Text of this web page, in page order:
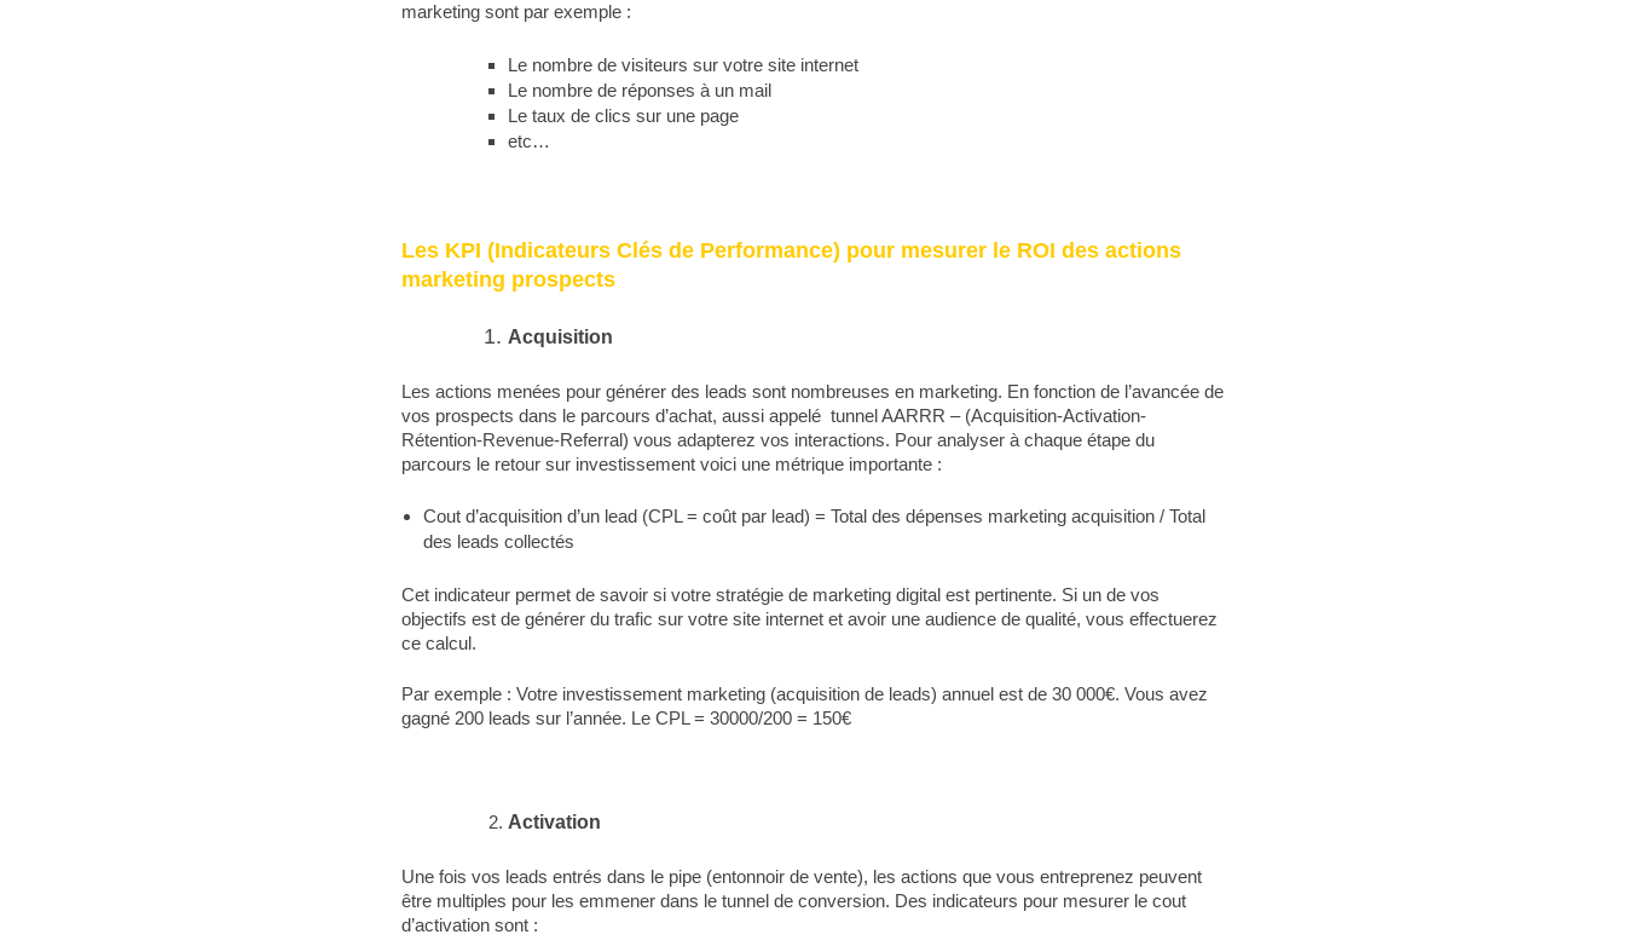
marketing sont par exemple :
Le nombre de visiteurs sur votre site internet
Le nombre de réponses à un mail
Le taux de clics sur une page
etc…
Les KPI (Indicateurs Clés de Performance) pour mesurer le ROI des actions
marketing prospects
Acquisition
Les actions menées pour générer des leads sont nombreuses en marketing. En fonction de l’avancée de
vos prospects dans le parcours d’achat, aussi appelé tunnel AARRR – (Acquisition-Activation-
Rétention-Revenue-Referral) vous adapterez vos interactions. Pour analyser à chaque étape du
parcours le retour sur investissement voici une métrique importante :
Cout d’acquisition d’un lead (CPL = coût par lead) = Total des dépenses marketing acquisition / Total
des leads collectés
Cet indicateur permet de savoir si votre stratégie de marketing digital est pertinente. Si un de vos
objectifs est de générer du trafic sur votre site internet et avoir une audience de qualité, vous effectuerez
ce calcul.
Par exemple : Votre investissement marketing (acquisition de leads) annuel est de 30 000€. Vous avez
gagné 200 leads sur l’année. Le CPL = 30000/200 = 150€
Activation
Une fois vos leads entrés dans le pipe (entonnoir de vente), les actions que vous entreprenez peuvent
être multiples pour les emmener dans le tunnel de conversion. Des indicateurs pour mesurer le cout
d’activation sont :